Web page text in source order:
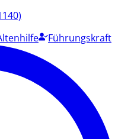
Führungskraft